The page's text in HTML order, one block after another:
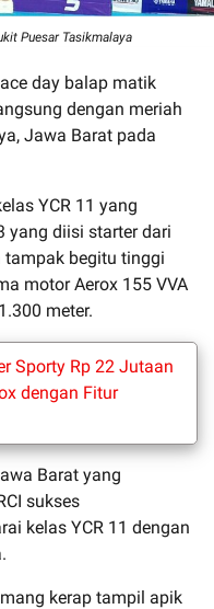
Puesar Tasikmalaya
day balap matik
dengan meriah
Jawa Barat pada
YCR 11 yang
yang diisi starter dari
tampak begitu tinggi
motor Aerox 155 VVA
meter.
Sporty Rp 22 Jutaan
dengan Fitur
Barat yang
sukses
kelas YCR 11 dengan
kerap tampil apik